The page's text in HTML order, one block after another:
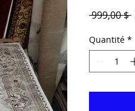
999,00 $
Quantité *